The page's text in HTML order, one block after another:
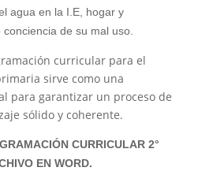
agua en la I.E, hogar y
de su mal uso.
curricular para el
sirve como una
para garantizar un proceso de
sólido y coherente.
CURRICULAR 2°
EN WORD.